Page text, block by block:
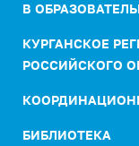
В
КУРГАНСКОЕ
РОССИЙСКОГО
БИБЛИОТЕКА